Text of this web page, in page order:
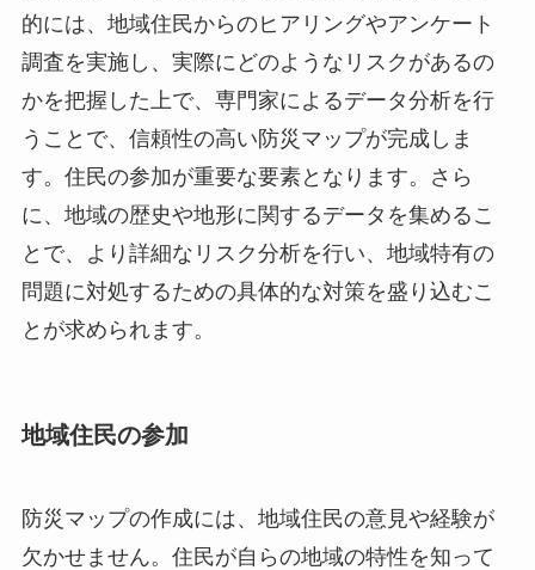
的には、地域住民からのヒアリングやアンケート
調査を実施し、実際にどのようなリスクがあるの
かを把握した上で、専門家によるデータ分析を行
うことで、信頼性の高い防災マップが完成しま
す。住民の参加が重要な要素となります。さら
に、地域の歴史や地形に関するデータを集めるこ
とで、より詳細なリスク分析を行い、地域特有の
問題に対処するための具体的な対策を盛り込むこ
とが求められます。
地域住民の参加
防災マップの作成には、地域住民の意見や経験が
欠かせません。住民が自らの地域の特性を知って